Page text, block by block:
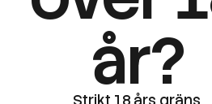
Elfliq | Kiwi Passion Fruit
Guava | 10ml E-Juice | OBS!!
Kort/Utgånget Datum
år?